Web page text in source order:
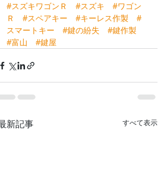
#スズキワゴンＲ #スズキ
#ワゴン
Ｒ
#スペアキー #キーレス作製
#
スマートキー
#鍵の紛失
#鍵作製
#富山
#鍵屋
新記事 すべて表示